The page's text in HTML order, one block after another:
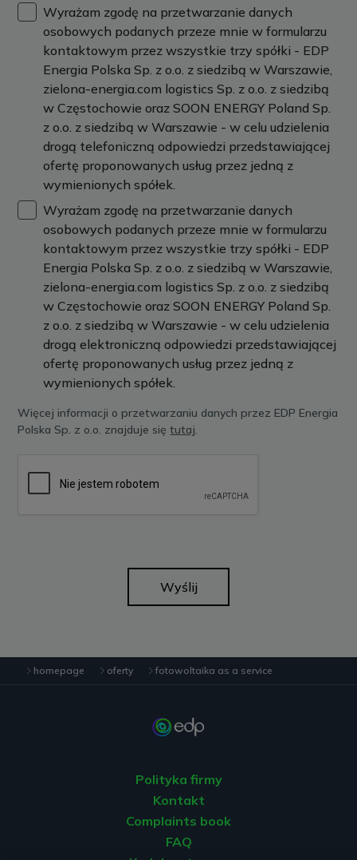
Wyrażam zgodę na przetwarzanie danych
osobowych podanych przeze mnie w formularzu
kontaktowym przez wszystkie trzy spółki - EDP
Energia Polska Sp. z o.o. z siedzibą w Warszawie,
zielona-energia.com logistics Sp. z o.o. z siedzibą
w Częstochowie oraz SOON ENERGY Poland Sp.
z o.o. z siedzibą w Warszawie - w celu udzielenia
drogą telefoniczną odpowiedzi przedstawiającej
ofertę proponowanych usług przez jedną z
wymienionych spółek.
Wyrażam zgodę na przetwarzanie danych
osobowych podanych przeze mnie w formularzu
kontaktowym przez wszystkie trzy spółki - EDP
Energia Polska Sp. z o.o. z siedzibą w Warszawie,
zielona-energia.com logistics Sp. z o.o. z siedzibą
w Częstochowie oraz SOON ENERGY Poland Sp.
z o.o. z siedzibą w Warszawie - w celu udzielenia
drogą elektroniczną odpowiedzi przedstawiającej
ofertę proponowanych usług przez jedną z
wymienionych spółek.
Więcej informacji o przetwarzaniu danych przez EDP Energia
Polska Sp. z o.o. znajduje siętutaj.
Wyślij
homepage oferty fotowoltaika as a service
Polityka firmy
Kontakt
Complaints book
FAQ